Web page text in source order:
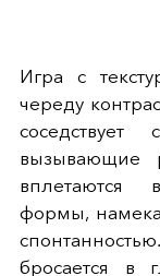
Игра с
череду
вызывающие
вплетаются
формы,
бросается в